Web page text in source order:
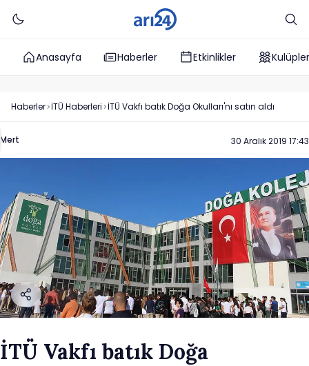
Anasayfa Haberler Etkinlikler Kulüpler
Haberler İTÜ Haberleri İTÜ Vakfı batık Doğa Okulları'nı satın aldı
Mert 30 Aralık 2019 17:43
İTÜ Vakfı batık Doğa